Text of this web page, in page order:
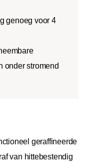
genoeg voor 4
onder stromend
geraffineerde
van hittebestendig